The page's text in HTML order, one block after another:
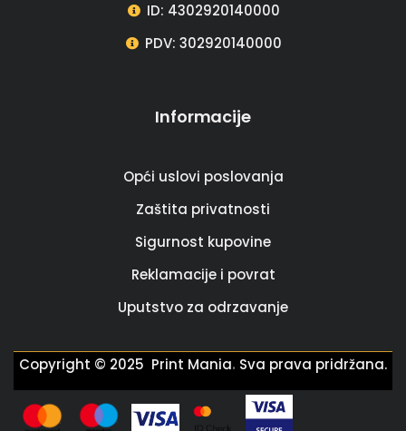
ID: 4302920140000
PDV: 302920140000
Informacije
Opći uslovi poslovanja
Zaštita privatnosti
Sigurnost kupovine
Reklamacije i povrat
Uputstvo za odrzavanje
Copyright © 2025 Print Mania. Sva prava pridržana.